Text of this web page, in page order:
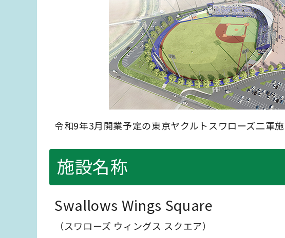
令和9年3月開業予定の東京ヤクルトスワローズ二軍
施設名称
Swallows Wings Square
（スワローズ ウィングス スクエア）